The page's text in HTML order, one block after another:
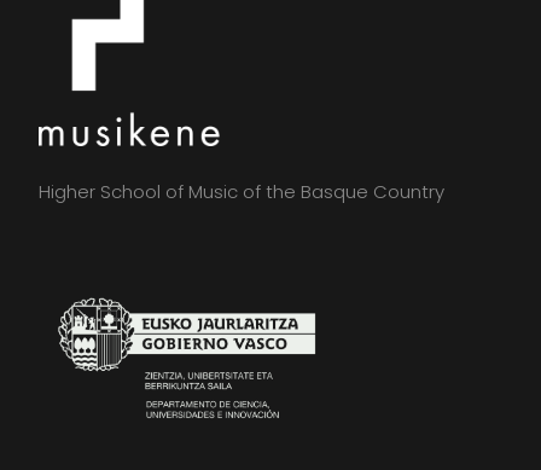
Higher School of Music of the Basque Country